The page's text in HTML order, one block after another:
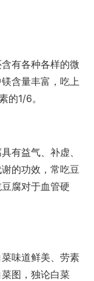
有各种各样的微
含量丰富，吃上
的1/6。
有益气、补虚、
的功效，常吃豆
腐对于血管硬
味道鲜美、劳素
图，独论白菜